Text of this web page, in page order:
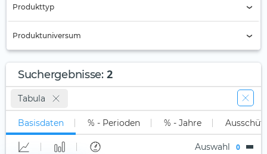
BBB
BB
B
Unter B
Nicht klassifiziert (2)
Produkttyp
ETC
ETF (2)
Stock Tracker
Produktuniversum
Alle
Long-Only (1x)
Long Leveraged
Short
Short Leveraged
Suchergebnisse: 2
Tabula
Basisdaten % - Perioden % - Jahre
Auswahl 0